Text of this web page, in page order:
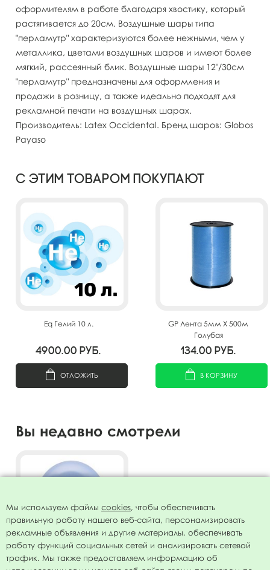
оформителям в работе благодаря хвостику, который
растягивается до 20см. Воздушные шары типа
"перламутр" характеризуются более нежными, чем у
металлика, цветами воздушных шаров и имеют более
мягкий, рассеянный блик. Воздушные шары 12"/30см
"перламутр" предназначены для оформления и
продажи в розницу, а также идеально подходят для
рекламной печати на воздушных шарах.
Производитель: Latex Occidental. Бренд шаров: Globos
Payaso
С этим товаром покупают
Eq Гелий 10 л.
4900.00 руб.
ОТЛОЖИТЬ
GP Лента 5мм X 500м
Голубая
134.00 руб.
В КОРЗИНУ
Вы недавно смотрели
Мы используем файлы cookies, чтобы обеспечивать
правильную работу нашего веб-сайта, персонализировать
рекламные объявления и другие материалы, обеспечивать
работу функций социальных сетей и анализировать сетевой
трафик. Мы также предоставляем информацию об